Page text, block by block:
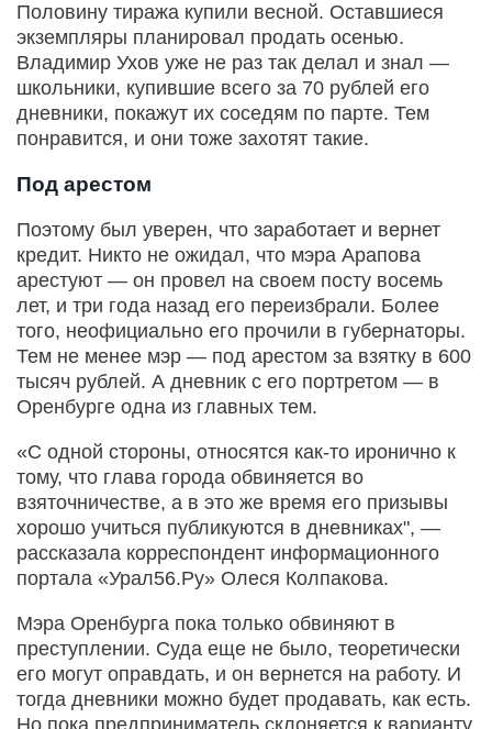
Половину тиража купили весной. Оставшиеся
экземпляры планировал продать осенью.
Владимир Ухов уже не раз так делал и знал —
школьники, купившие всего за 70 рублей его
дневники, покажут их соседям по парте. Тем
понравится, и они тоже захотят такие.
Под арестом
Поэтому был уверен, что заработает и вернет
кредит. Никто не ожидал, что мэра Арапова
арестуют — он провел на своем посту восемь
лет, и три года назад его переизбрали. Более
того, неофициально его прочили в губернаторы.
Тем не менее мэр — под арестом за взятку в 600
тысяч рублей. А дневник с его портретом — в
Оренбурге одна из главных тем.
«С одной стороны, относятся как-то иронично к
тому, что глава города обвиняется во
взяточничестве, а в это же время его призывы
хорошо учиться публикуются в дневниках", —
рассказала корреспондент информационного
портала «Урал56.Ру» Олеся Колпакова.
Мэра Оренбурга пока только обвиняют в
преступлении. Суда еще не было, теоретически
его могут оправдать, и он вернется на работу. И
тогда дневники можно будет продавать, как есть.